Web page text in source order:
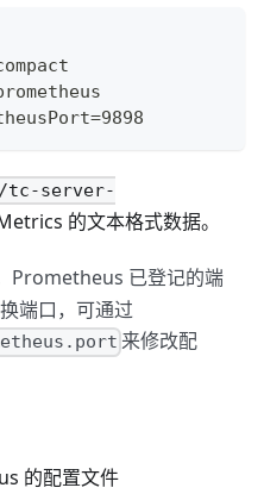
server-
的文本格式数据。
Prometheus 已登记的端
端口，可通过
来修改配
的配置文件